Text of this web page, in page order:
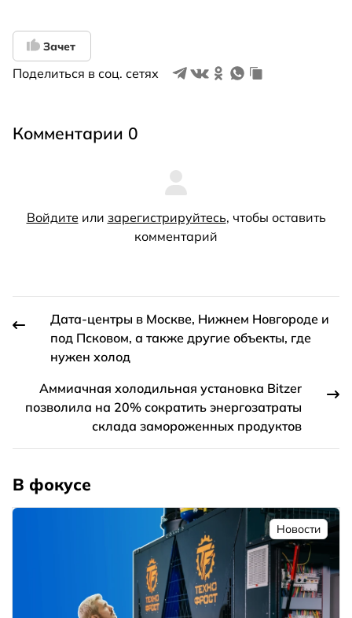
Зачет
Поделиться в соц. сетях
Комментарии 0
Войдите или зарегистрируйтесь, чтобы оставить
комментарий
Дата-центры в Москве, Нижнем Новгороде и
под Псковом, а также другие объекты, где
нужен холод
Аммиачная холодильная установка Bitzer
позволила на 20% сократить энергозатраты
склада замороженных продуктов
В фокусе
Новости